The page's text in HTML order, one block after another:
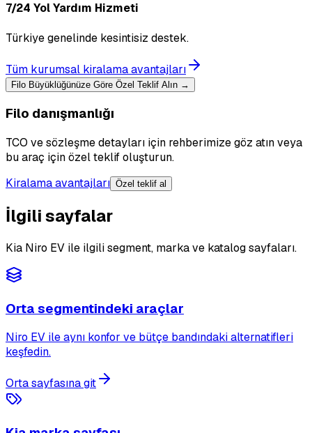
7/24 Yol Yardım Hizmeti
Türkiye genelinde kesintisiz destek.
Tüm kurumsal kiralama avantajları
Filo Büyüklüğünüze Göre Özel Teklif Alın →
Filo danışmanlığı
TCO ve sözleşme detayları için rehberimize göz atın veya
bu araç için özel teklif oluşturun.
Kiralama avantajları Özel teklif al
İlgili sayfalar
Kia Niro EV ile ilgili segment, marka ve katalog sayfaları.
Orta segmentindeki araçlar
Niro EV ile aynı konfor ve bütçe bandındaki alternatifleri
keşfedin.
Orta sayfasına git